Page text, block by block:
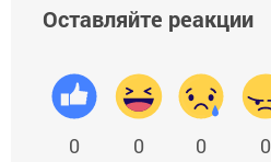
Оставляйте реакции
0 0 0 0